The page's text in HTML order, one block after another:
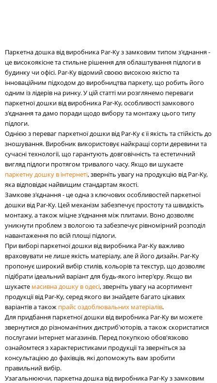
Паркетна дошка від виробника Par-Ky з замковим типом з'єднання -
це високоякісне та стильне рішення для облаштування підлоги в
будинку чи офісі. Par-Ky відомий своєю високою якістю та
інноваційним підходом до виробництва паркету, що робить його
одним із лідерів на ринку. У цій статті ми розглянемо переваги
паркетної дошки від виробника Par-Ky, особливості замкового
з'єднання та дамо поради щодо вибору та монтажу цього типу
підлоги.
Однією з переваг паркетної дошки від Par-Ky є її якість та стійкість до
зношування. Виробник використовує найкращі сорти деревини та
сучасні технології, що гарантують довговічність та естетичний
вигляд підлоги протягом тривалого часу. Якщо ви шукаєте
паркетну дошку в інтернеті, зверніть увагу на продукцію від Par-Ky,
яка відповідає найвищим стандартам якості.
Замкове з'єднання - це одна з ключових особливостей паркетної
дошки від Par-Ky. Цей механізм забезпечує простоту та швидкість
монтажу, а також міцне з'єднання між плитами. Воно дозволяє
уникнути проблем з вологою та забезпечує рівномірний розподіл
навантаження по всій площі підлоги.
При виборі паркетної дошки від виробника Par-Ky важливо
враховувати не лише якість матеріалу, але й його дизайн. Par-Ky
пропонує широкий вибір стилів, кольорів та текстур, що дозволяє
підібрати ідеальний варіант для будь-якого інтер'єру. Якщо ви
шукаєте масивна дошку в одесі, зверніть увагу на асортимент
продукції від Par-Ky, серед якого ви знайдете багато цікавих
варіантів а також прайс оздоблювальних матеріалів.
Для придбання паркетної дошки від виробника Par-Ky ви можете
звернутися до різноманітних дистриб'юторів, а також скористатися
послугами інтернет магазинів. Перед покупкою обов'язково
ознайомтеся з характеристиками продукції та зверніться за
консультацією до фахівців, які допоможуть вам зробити
правильний вибір.
Узагальнюючи, паркетна дошка від виробника Par-Ky з замковим